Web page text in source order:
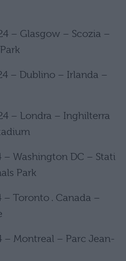
– Glasgow – Scozia –
– Dublino – Irlanda –
– Londra – Inghilterra
– Washington DC – Stati
Park
– Toronto . Canada –
– Montreal – Parc Jean-